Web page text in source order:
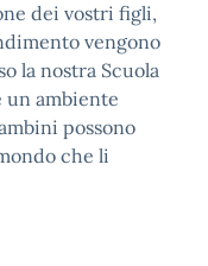
dei vostri figli,
vengono
la nostra Scuola
un ambiente
possono
che li